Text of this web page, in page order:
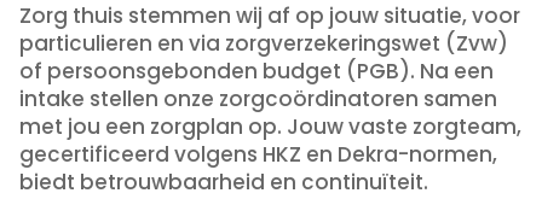
Zorg thuis stemmen wij af op jouw situatie, voor
particulieren en via zorgverzekeringswet (Zvw)
of persoonsgebonden budget (PGB). Na een
intake stellen onze zorgcoördinatoren samen
met jou een zorgplan op. Jouw vaste zorgteam,
gecertificeerd volgens HKZ en Dekra-normen,
biedt betrouwbaarheid en continuïteit.